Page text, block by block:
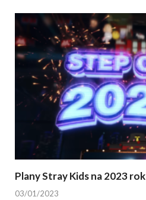
Plany Stray Kids na 2023 rok
03/01/2023